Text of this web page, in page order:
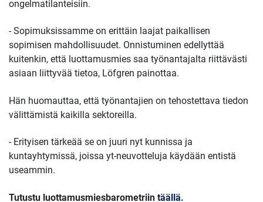
ongelmatilanteisiin.
- Sopimuksissamme on erittäin laajat paikallisen
sopimisen mahdollisuudet. Onnistuminen edellyttää
kuitenkin, että luottamusmies saa työnantajalta riittävästi
asiaan liittyvää tietoa, Löfgren painottaa.
Hän huomauttaa, että työnantajien on tehostettava tiedon
välittämistä kaikilla sektoreilla.
- Erityisen tärkeää se on juuri nyt kunnissa ja
kuntayhtymissä, joissa yt-neuvotteluja käydään entistä
useammin.
Tutustu luottamusmiesbarometriin täällä.